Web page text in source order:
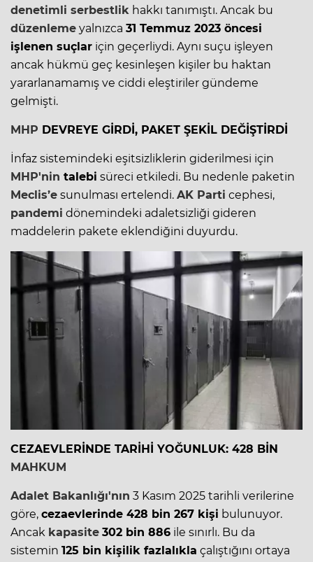
denetimli serbestlik hakkı tanımıştı. Ancak bu
düzenleme yalnızca 31 Temmuz 2023 öncesi
işlenen suçlar için geçerliydi. Aynı suçu işleyen
ancak hükmü geç kesinleşen kişiler bu haktan
yararlanamamış ve ciddi eleştiriler gündeme
gelmişti.
MHP DEVREYE GİRDİ, PAKET ŞEKİL DEĞİŞTİRDİ
İnfaz sistemindeki eşitsizliklerin giderilmesi için
MHP'nin talebi süreci etkiledi. Bu nedenle paketin
Meclis’e sunulması ertelendi. AK Parti cephesi,
pandemi dönemindeki adaletsizliği gideren
maddelerin pakete eklendiğini duyurdu.
CEZAEVLERİNDE TARİHİ YOĞUNLUK: 428 BİN
MAHKUM
Adalet Bakanlığı'nın 3 Kasım 2025 tarihli verilerine
göre, cezaevlerinde 428 bin 267 kişi bulunuyor.
Ancak kapasite 302 bin 886 ile sınırlı. Bu da
sistemin 125 bin kişilik fazlalıkla çalıştığını ortaya